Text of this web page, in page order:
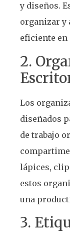
y diseños.
organizar y
eficiente en
2.
Los
diseñados
de trabajo
lápices,
estos
una
3.